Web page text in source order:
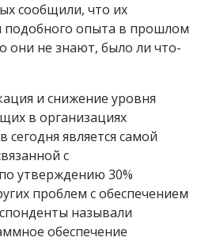
сообщили, что их
подобного опыта в прошлом
они не знают, было ли что-
и снижение уровня
в организациях
является самой
с
утверждению 30%
проблем с обеспечением
называли
обеспечение